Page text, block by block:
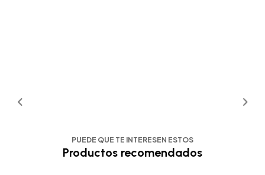
PUEDE QUE TE INTERESEN ESTOS
Productos recomendados